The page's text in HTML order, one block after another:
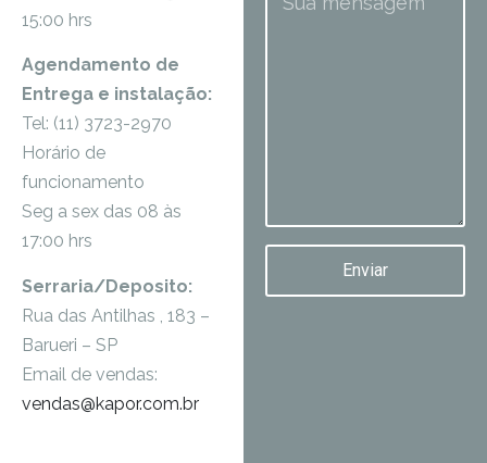
15:00 hrs
Agendamento de
Entrega e instalação:
Tel: (11) 3723-2970
Horário de
funcionamento
Seg a sex das 08 às
17:00 hrs
Serraria/Deposito:
Rua das Antilhas , 183 –
Barueri – SP
Email de vendas:
vendas@kapor.com.br
Enviar